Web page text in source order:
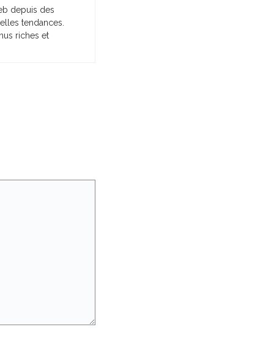
depuis des
tendances.
riches et